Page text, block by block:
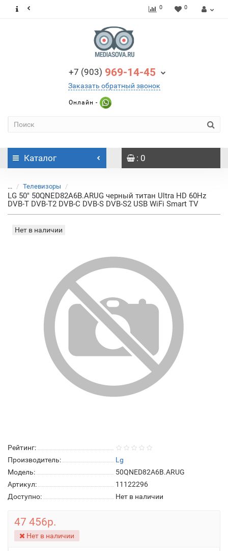
0 0
+7 (903) 969-14-45
Заказать обратный звонок
Онлайн -
Каталог : 0
... Телевизоры
LG 50" 50QNED82A6B.ARUG черный титан Ultra HD 60Hz
DVB-T DVB-T2 DVB-C DVB-S DVB-S2 USB WiFi Smart TV
Нет в наличии
Рейтинг:
Производитель:
Lg
Модель:
50QNED82A6B.ARUG
Артикул:
11122296
Доступно:
Нет в наличии
47 456р.
Нет в наличии